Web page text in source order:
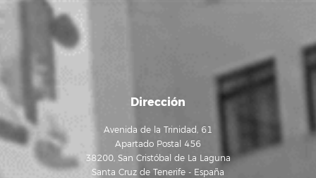
Dirección
Avenida de la Trinidad, 61
Apartado Postal 456
38200, San Cristóbal de La Laguna
Santa Cruz de Tenerife - España